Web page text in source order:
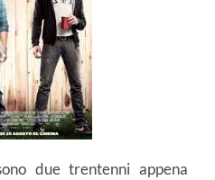
due trentenni appena